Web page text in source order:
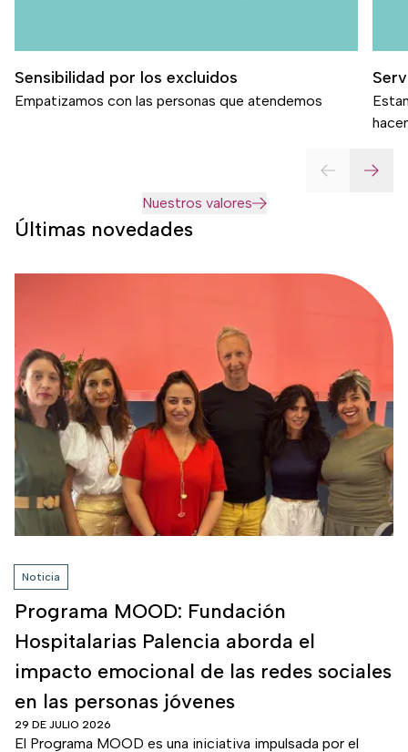
Sensibilidad por los excluidos
Empatizamos con las personas que atendemos
Nuestros valores
Últimas novedades
Noticia
Programa MOOD: Fundación
Hospitalarias Palencia aborda el
impacto emocional de las redes sociales
en las personas jóvenes
29 DE JULIO 2026
El Programa MOOD es una iniciativa impulsada por el